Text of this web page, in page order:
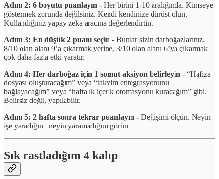
Adım 2: 6 boyutu puanlayın - Her birini 1-10 aralığında. Kimseye
göstermek zorunda değilsiniz. Kendi kendinize dürüst olun.
Kullandığınız yapay zeka aracına değerlendirtin.
Adım 3: En düşük 2 puanı seçin - Bunlar sizin darboğazlarınız.
8/10 olan alanı 9’a çıkarmak yerine, 3/10 olan alanı 6’ya çıkarmak
çok daha fazla etki yaratır.
Adım 4: Her darboğaz için 1 somut aksiyon belirleyin - “Hafıza
dosyası oluşturacağım” veya “takvim entegrasyonunu
bağlayacağım” veya “haftalık içerik otomasyonu kuracağım” gibi.
Belirsiz değil, yapılabilir.
Adım 5: 2 hafta sonra tekrar puanlayın - Değişimi ölçün. Neyin
işe yaradığını, neyin yaramadığını görün.
Sık rastladığım 4 kalıp